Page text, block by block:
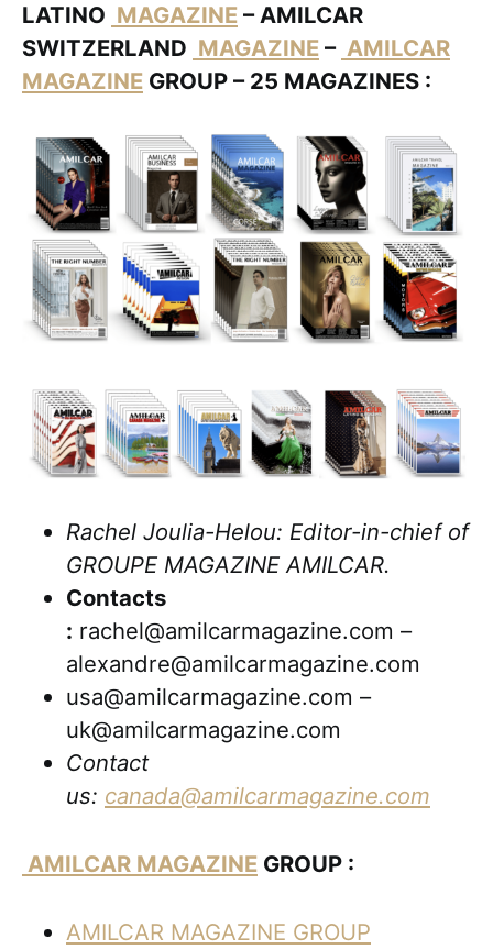
LATINO MAGAZINE – AMILCAR
SWITZERLAND MAGAZINE – AMILCAR
MAGAZINE GROUP – 25 MAGAZINES :
Rachel Joulia-Helou: Editor-in-chief of
GROUPE MAGAZINE AMILCAR.
Contacts
: rachel@amilcarmagazine.com –
alexandre@amilcarmagazine.com
usa@amilcarmagazine.com –
uk@amilcarmagazine.com
Contact
us: canada@amilcarmagazine.com
AMILCAR MAGAZINE GROUP :
AMILCAR MAGAZINE GROUP